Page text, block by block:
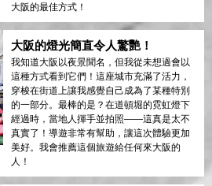
大阪的最佳方式！
大阪的燈光簡直令人驚艷！
我知道大阪以夜景聞名，但我從未想過會以
這種方式看到它們！這座城市充滿了活力，
穿梭在街道上讓我感覺自己成為了某種特別
的一部分。最棒的是？在道頓堀的霓虹燈下
經過時，當地人揮手並拍照——這真是太不
真實了！導遊非常有幫助，讓這次體驗更加
美好。我會推薦這個旅遊給任何來大阪的
人！